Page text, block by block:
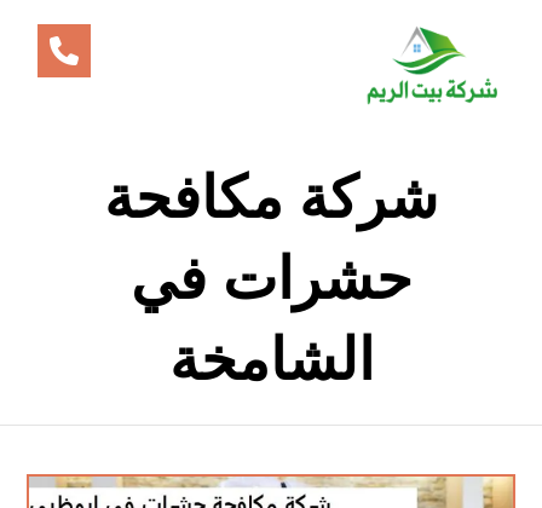
شركة مكافحة
حشرات في
الشامخة